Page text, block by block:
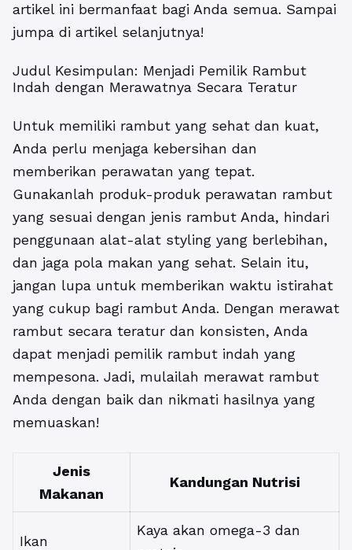
artikel ini bermanfaat bagi Anda semua. Sampai
jumpa di artikel selanjutnya!
Judul Kesimpulan: Menjadi Pemilik Rambut
Indah dengan Merawatnya Secara Teratur
Untuk memiliki rambut yang sehat dan kuat,
Anda perlu menjaga kebersihan dan
memberikan perawatan yang tepat.
Gunakanlah produk-produk perawatan rambut
yang sesuai dengan jenis rambut Anda, hindari
penggunaan alat-alat styling yang berlebihan,
dan jaga pola makan yang sehat. Selain itu,
jangan lupa untuk memberikan waktu istirahat
yang cukup bagi rambut Anda. Dengan merawat
rambut secara teratur dan konsisten, Anda
dapat menjadi pemilik rambut indah yang
mempesona. Jadi, mulailah merawat rambut
Anda dengan baik dan nikmati hasilnya yang
memuaskan!
Jenis
Makanan
Kandungan Nutrisi
Ikan
Kaya akan omega-3 dan